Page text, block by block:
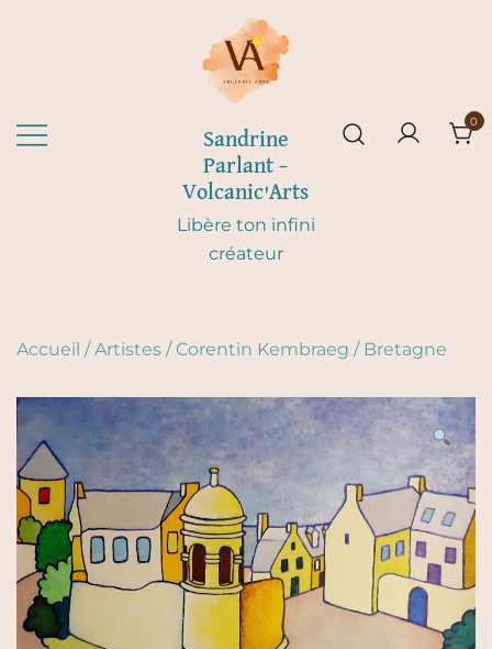
Sandrine
Parlant –
Volcanic'Arts
Libère ton infini
créateur
0
Accueil /Artistes / Corentin Kembraeg / Bretagne